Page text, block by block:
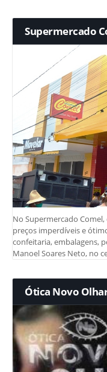
Supermercado
No Supermercado
preços imperdíveis e
confeitaria, embalagens,
Manoel Soares Neto, no
Ótica Novo